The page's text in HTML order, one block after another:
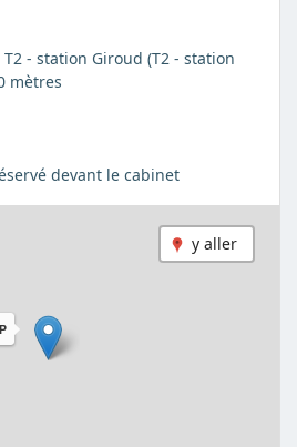
- station Giroud (T2 - station
mètres
devant le cabinet
y aller